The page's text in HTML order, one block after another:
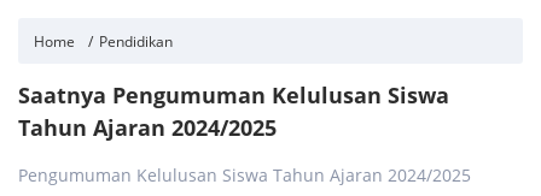
Home Pendidikan
Saatnya Pengumuman Kelulusan Siswa
Tahun Ajaran 2024/2025
Pengumuman Kelulusan Siswa Tahun Ajaran 2024/2025